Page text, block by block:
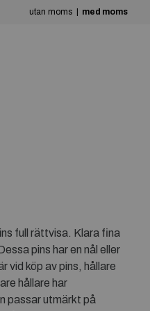
utan moms med moms
full rättvisa. Klara fina
pins har en nål eller
vid köp av pins, hållare
hållare har
passar utmärkt på